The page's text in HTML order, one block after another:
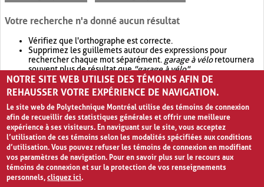
Votre recherche n'a donné aucun résultat
Vérifiez que l'orthographe est correcte.
Supprimez les guillemets autour des expressions pour
rechercher chaque mot séparément. garage à véloretournera
souvent plus de résultat que"garage à vélo".
Envisagez d'élargir votre recherche avec OR.garage OR vélo
retournera souvent plus de résultat quegarage à vélo
NOTRE SITE WEB UTILISE DES TÉMOINS AFIN DE
REHAUSSER VOTRE EXPÉRIENCE DE NAVIGATION.
Le site web de Polytechnique Montréal utilise des témoins de connexion
afin de recueillir des statistiques générales et offrir une meilleure
expérience à ses visiteurs. En naviguant sur le site, vous acceptez
l’utilisation de ces témoins selon les modalités spécifiées aux conditions
d’utilisation. Vous pouvez refuser les témoins de connexion en modifiant
vos paramètres de navigation. Pour en savoir plus sur le recours aux
témoins de connexion et sur la protection de vos renseignements
personnels,cliquez ici.